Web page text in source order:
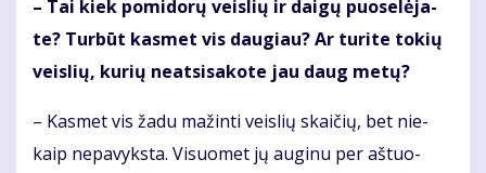
– Tai kiek po­mi­do­rų veis­lių ir dai­gų puo­se­lė­ja­
te? Tur­būt kas­met vis dau­giau? Ar tu­ri­te to­kių
veis­lių, ku­rių ne­at­si­sa­ko­te jau daug me­tų?
– Kas­met vis ža­du ma­žin­ti veis­lių skai­čių, bet nie­
kaip ne­pa­vyks­ta. Vi­suo­met jų au­gi­nu per aš­tuo­